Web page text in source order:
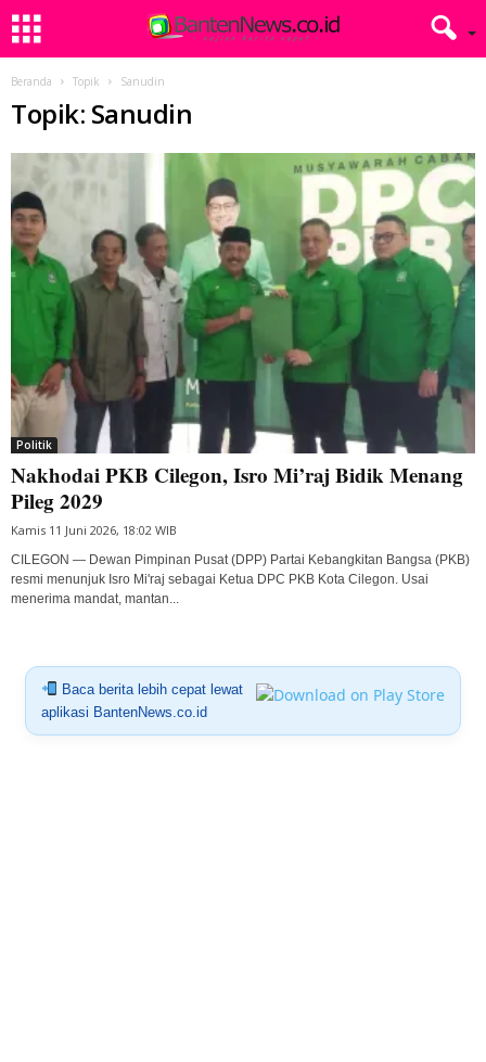
Beranda Topik Sanudin
Topik: Sanudin
Politik
Nakhodai PKB Cilegon, Isro Mi’raj Bidik Menang
Pileg 2029
Kamis 11 Juni 2026, 18:02 WIB
CILEGON — Dewan Pimpinan Pusat (DPP) Partai Kebangkitan Bangsa (PKB)
resmi menunjuk Isro Mi'raj sebagai Ketua DPC PKB Kota Cilegon. Usai
menerima mandat, mantan...
Baca berita lebih cepat lewat
aplikasi BantenNews.co.id